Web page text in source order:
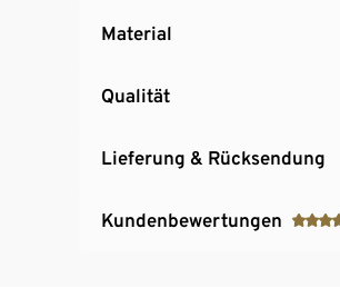
Material
Qualität
Lieferung & Rücksendung
Kundenbewertungen